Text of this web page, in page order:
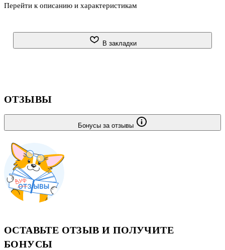
Перейти к описанию и характеристикам
В закладки
ОТЗЫВЫ
Бонусы за отзывы
ОСТАВЬТЕ ОТЗЫВ И ПОЛУЧИТЕ
БОНУСЫ